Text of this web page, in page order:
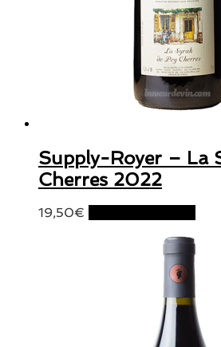
Supply-Royer – La
Cherres 2022
19,50€